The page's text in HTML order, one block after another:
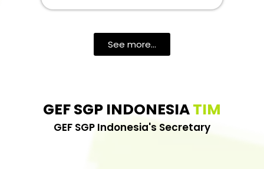
See more...
GEF SGP INDONESIATIM
GEF SGP Indonesia's Secretary